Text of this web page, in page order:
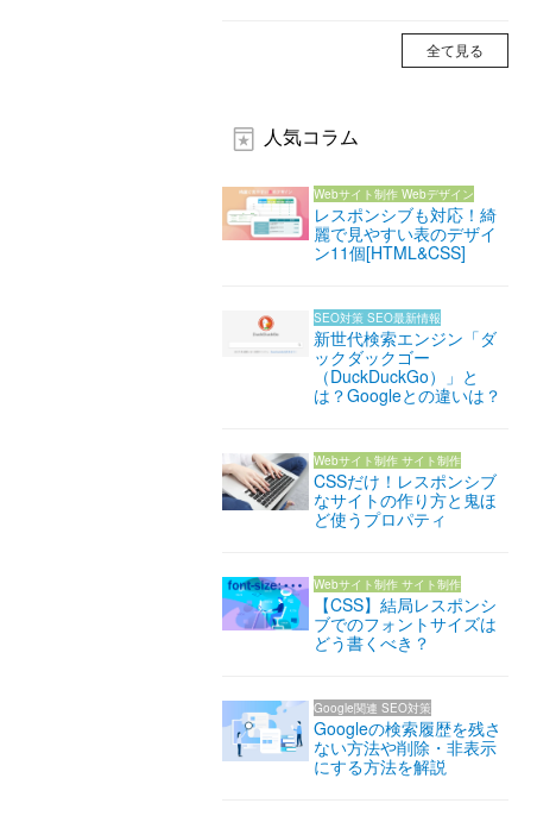
全て見る
人気コラム
Webサイト制作 Webデザイン
レスポンシブも対応！綺
麗で見やすい表のデザイ
ン11個[HTML&CSS]
SEO対策 SEO最新情報
新世代検索エンジン「ダ
ックダックゴー
（DuckDuckGo）」と
は？Googleとの違いは？
Webサイト制作 サイト制作
CSSだけ！レスポンシブ
なサイトの作り方と鬼ほ
ど使うプロパティ
Webサイト制作 サイト制作
【CSS】結局レスポンシ
ブでのフォントサイズは
どう書くべき？
Google関連 SEO対策
Googleの検索履歴を残さ
ない方法や削除・非表示
にする方法を解説